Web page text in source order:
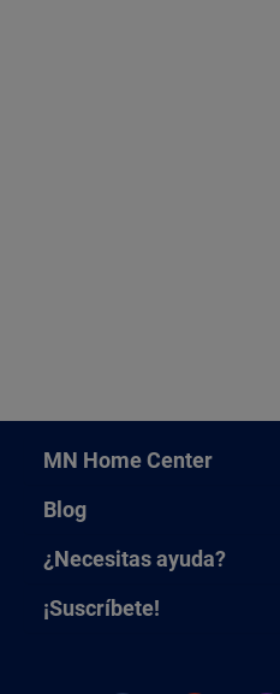
MN Home Center
Blog
¿Necesitas ayuda?
¡Suscríbete!